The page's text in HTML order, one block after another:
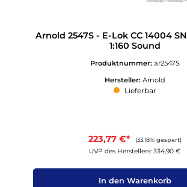
Arnold 2547S - E-Lok CC 14004
1:160 Sound
Produktnummer: ar2547S
Hersteller: Arnold
Lieferbar
223,77 €* (33.18% gespart)
UVP des Herstellers: 334,90 €
In den Warenkorb